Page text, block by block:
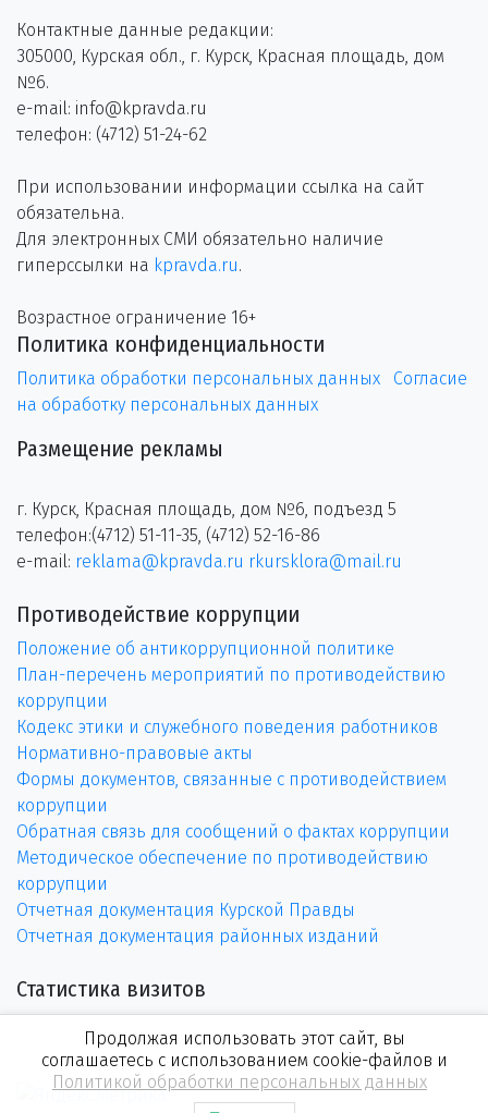
Контактные данные редакции:
305000, Курская обл., г. Курск, Красная площадь, дом
№6.
e-mail: info@kpravda.ru
телефон: (4712) 51-24-62
При использовании информации ссылка на сайт
обязательна.
Для электронных СМИ обязательно наличие
гиперссылки на kpravda.ru.
Возрастное ограничение 16+
Политика конфиденциальности
Политика обработки персональных данных
Согласие
на обработку персональных данных
Размещение рекламы
г. Курск, Красная площадь, дом №6, подъезд 5
телефон:(4712) 51-11-35, (4712) 52-16-86
e-mail: reklama@kpravda.ru rkursklora@mail.ru
Противодействие коррупции
Положение об антикоррупционной политике
План-перечень мероприятий по противодействию
коррупции
Кодекс этики и служебного поведения работников
Нормативно-правовые акты
Формы документов, связанные с противодействием
коррупции
Обратная связь для сообщений о фактах коррупции
Методическое обеспечение по противодействию
коррупции
Отчетная документация Курской Правды
Отчетная документация районных изданий
Статистика визитов
Продолжая использовать этот сайт, вы
соглашаетесь с использованием cookie-файлов и
Политикой обработки персональных данных